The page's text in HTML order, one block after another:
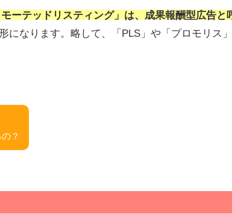
モーテッドリスティング」は、成果報酬型広告と
形になります。略して、「PLS」や「プロモリス
？